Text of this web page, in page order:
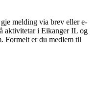
melding via brev eller e-
aktivitetar i Eikanger IL og
Formelt er du medlem til